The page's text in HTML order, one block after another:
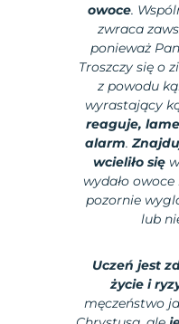
owoce.
zwraca
ponieważ
Troszczy się o
z powodu
wyrastający
reaguje,
alarm.
wcieliło sięw
wydało
pozornie
lub
Uczeń jest
życie i
męczeństwo